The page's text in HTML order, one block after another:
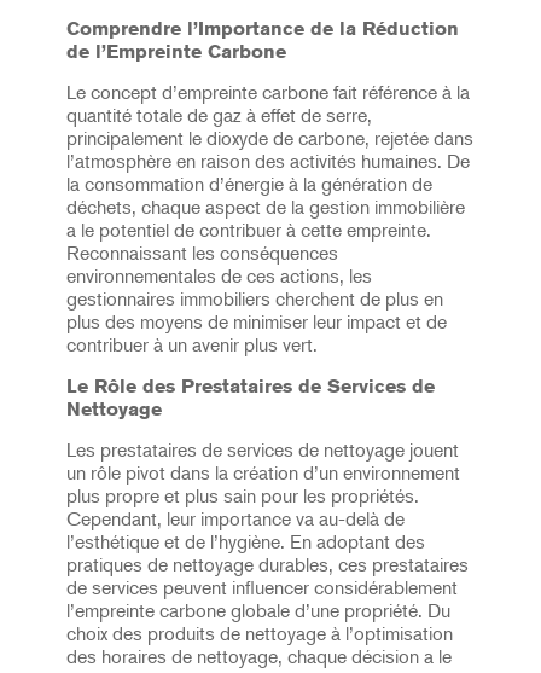
Comprendre l’Importance de la Réduction
de l’Empreinte Carbone
Le concept d’empreinte carbone fait référence à la
quantité totale de gaz à effet de serre,
principalement le dioxyde de carbone, rejetée dans
l’atmosphère en raison des activités humaines. De
la consommation d’énergie à la génération de
déchets, chaque aspect de la gestion immobilière
a le potentiel de contribuer à cette empreinte.
Reconnaissant les conséquences
environnementales de ces actions, les
gestionnaires immobiliers cherchent de plus en
plus des moyens de minimiser leur impact et de
contribuer à un avenir plus vert.
Le Rôle des Prestataires de Services de
Nettoyage
Les prestataires de services de nettoyage jouent
un rôle pivot dans la création d’un environnement
plus propre et plus sain pour les propriétés.
Cependant, leur importance va au-delà de
l’esthétique et de l’hygiène. En adoptant des
pratiques de nettoyage durables, ces prestataires
de services peuvent influencer considérablement
l’empreinte carbone globale d’une propriété. Du
choix des produits de nettoyage à l’optimisation
des horaires de nettoyage, chaque décision a le